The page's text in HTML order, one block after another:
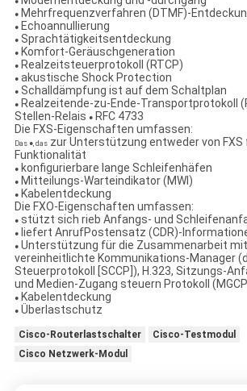
●Mehrfrequenzverfahren (DTMF)-
●Echoannullierung
●Sprachtätigkeitsentdeckung
●Komfort-Geräuschgeneration
●Realzeitsteuerprotokoll (RTCP)
●akustische Shock Protection
●Schalldämpfung ist auf dem Schaltplan
●Realzeitende-zu-Ende-Transportprotokoll
Stellen-Relais ●RFC 4733
Die FXS-Eigenschaften umfassen:
Das ●, daszur Unterstützung entweder von FXS
Funktionalität
●konfigurierbare lange Schleifenhäfen
●Mitteilungs-Warteindikator (MWI)
●Kabelentdeckung
Die FXO-Eigenschaften umfassen:
●stützt sich rieb Anfangs- und
●liefert AnrufPostensatz (CDR)-
●Unterstützung für die Zusammenarbeit
vereinheitlichte Kommunikations-Manager
Steuerprotokoll [SCCP]), H.323, Sitzungs-
und Medien-Zugang steuern Protokoll
●Kabelentdeckung
●Überlastschutz
Cisco-Routerlastschalter
Cisco-Testmodul
Cisco Netzwerk-Modul